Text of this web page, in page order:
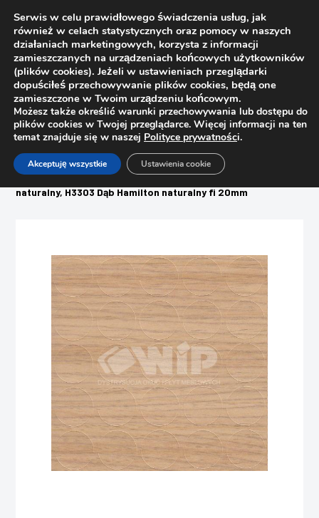
Strona główna
Sklep
Woski, pisaki, zaślepki, filce
naturalny, H3303 Dąb Hamilton naturalny fi 20mm
Serwis w celu prawidłowego świadczenia usług, jak
również w celach statystycznych oraz pomocy w naszych
działaniach marketingowych, korzysta z informacji
zamieszczanych na urządzeniach końcowych użytkowników
(plików cookies). Jeżeli w ustawieniach przeglądarki
dopuściłeś przechowywanie plików cookies, będą one
zamieszczone w Twoim urządzeniu końcowym.
Możesz także określić warunki przechowywania lub dostępu do
plików cookies w Twojej przeglądarce. Więcej informacji na ten
temat znajduje się w naszej Polityce prywatności.
Akceptuję wszystkie Ustawienia cookie